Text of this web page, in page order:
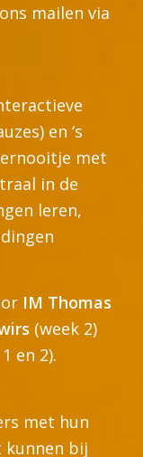
mailen via
en ‘s
met
in de
leren,
IM Thomas
(week 2)
en 2).
met hun
kunnen bij